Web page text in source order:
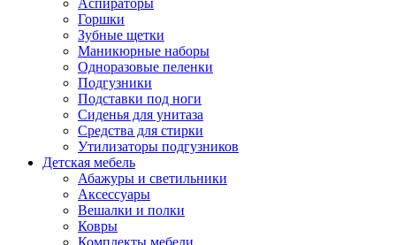
Аспираторы
Горшки
Зубные щетки
Маникюрные наборы
Одноразовые пеленки
Подгузники
Подставки под ноги
Сиденья для унитаза
Средства для стирки
Утилизаторы подгузников
Детская мебель
Абажуры и светильники
Аксессуары
Вешалки и полки
Ковры
Комплекты мебели